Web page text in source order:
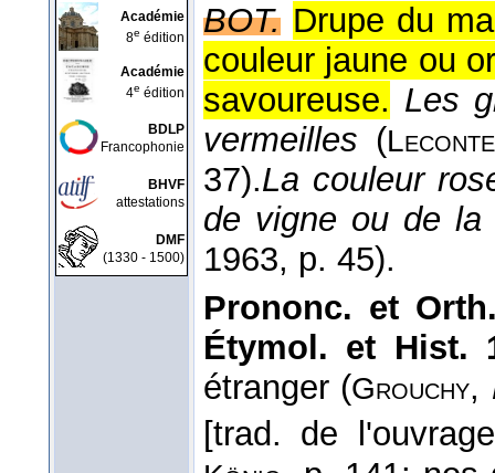
Académie
8e édition
Académie
4e édition
BDLP
Francophonie
BHVF
attestations
DMF
(1330 - 1500)
BOT. Drupe du
couleur jaune ou
savoureuse. Les
vermeilles (
37).La couleur
de vigne ou de la
1963, p. 45).
Prononc. et
Étymol. et Hist.
étranger (Grouchy,
[trad. de